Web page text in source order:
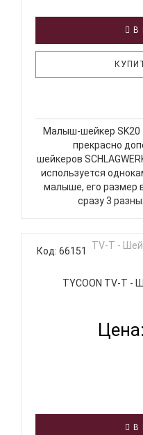
В
Малыш-шейкер SK20
прекрасно
шейкеров
используется
малыше, его размер
сразу 3
Код: 66151
TYCOON TV-T
В